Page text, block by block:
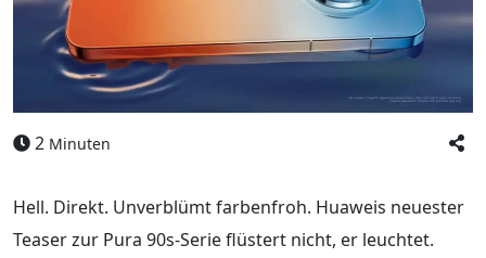
2 Minuten
Hell. Direkt. Unverblümt farbenfroh. Huaweis neuester
Teaser zur Pura 90s-Serie flüstert nicht, er leuchtet.